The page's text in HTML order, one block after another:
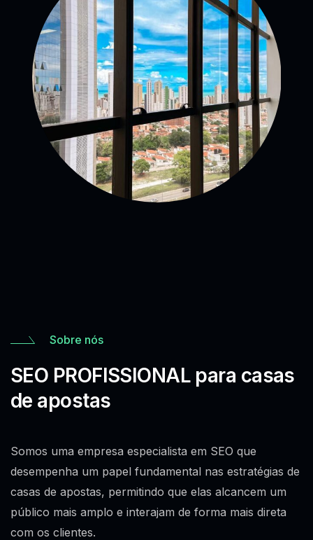
Sobre nós
SEO PROFISSIONAL para casas
de apostas
Somos uma empresa especialista em SEO que
desempenha um papel fundamental nas estratégias de
casas de apostas, permitindo que elas alcancem um
público mais amplo e interajam de forma mais direta
com os clientes.